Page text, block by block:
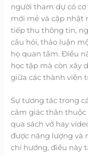
người tham dự có
mới mẻ và cập nhật
tiếp thu thông tin,
câu hỏi, thảo luận
họ quan tâm. Điều
học tập mà còn xây
giữa các thành viên
Sự tương tác trong
cảm giác thân thuộc
qua sách vở hay
được năng lượng và
chí hướng, điều này